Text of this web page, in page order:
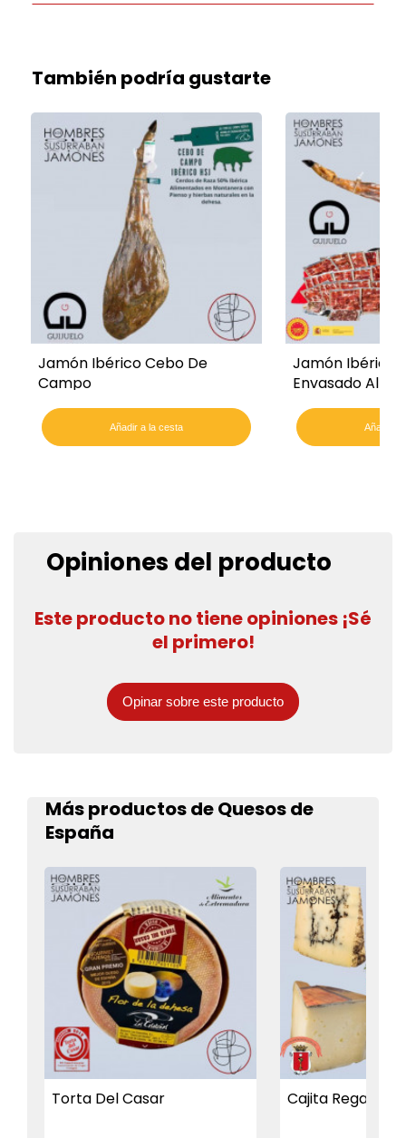
También podría gustarte
Jamón Ibérico Cebo De
Campo
Añadir a la cesta
Jamón Ibérico
Envasado Al
Añadir a
Opiniones del producto
Este producto no tiene opiniones ¡Sé
el primero!
Opinar sobre este producto
Más productos de Quesos de
España
Torta Del Casar Cajita Regalo